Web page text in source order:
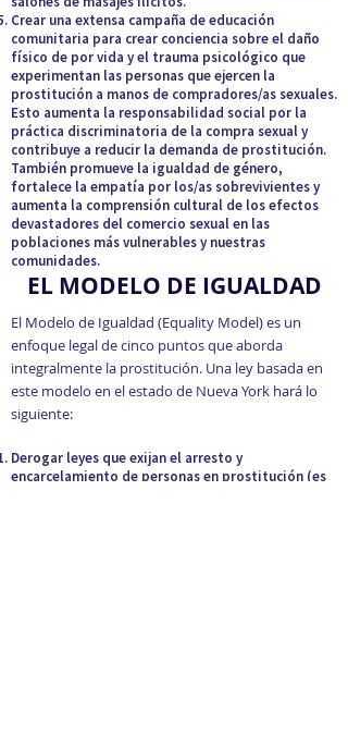
Crear una extensa campaña de educación
comunitaria para crear conciencia sobre el daño
físico de por vida y el trauma psicológico que
experimentan las personas que ejercen la
prostitución a manos de compradores/as sexuales.
Esto aumenta la responsabilidad social por la
práctica discriminatoria de la compra sexual y
contribuye a reducir la demanda de prostitución.
También promueve la igualdad de género,
fortalece la empatía por los/as sobrevivientes y
aumenta la comprensión cultural de los efectos
devastadores del comercio sexual en las
poblaciones más vulnerables y nuestras
comunidades.
EL MODELO DE IGUALDAD
El Modelo de Igualdad (Equality Model) es un
enfoque legal de cinco puntos que aborda
integralmente la prostitución. Una ley basada en
este modelo en el estado de Nueva York hará lo
siguiente:
Derogar leyes que exijan el arresto y
encarcelamiento de personas en prostitución (es